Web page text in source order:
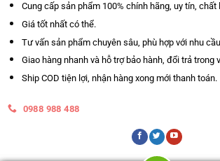
Cung cấp sản phẩm 100% chính hãng, uy tín, chất
Giá tốt nhất có thể.
Tư vấn sản phẩm chuyên sâu, phù hợp với nhu
Giao hàng nhanh và hỗ trợ bảo hành, đổi trả trong
Ship COD tiện lợi, nhận hàng xong mới thanh toán.
0988 988 488